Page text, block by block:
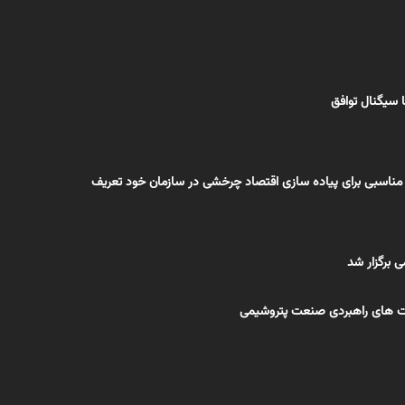
سیگنال توافق
مناسبی برای پیاده سازی اقتصاد چرخشی در سازمان خود تعریف
برگزار شد
های راهبردی صنعت پتروشیمی